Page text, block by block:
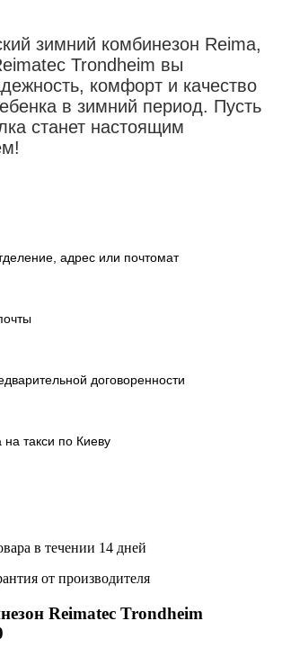
зимний комбинезон Reima,
Trondheim вы
комфорт и качество
в зимний период. Пусть
станет настоящим
адрес или почтомат
договоренности
такси по Киеву
в течении 14 дней
от производителя
Reimatec Trondheim